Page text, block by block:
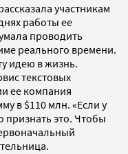
участникам
работы ее
проводить
реального времени.
идею в жизнь.
текстовых
ее компания
в $110 млн. «Если у
признать это. Чтобы